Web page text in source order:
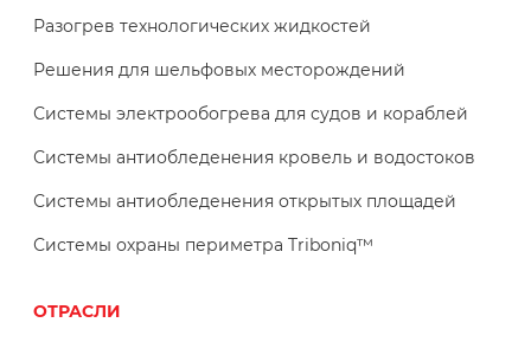
Разогрев технологических жидкостей
Решения для шельфовых месторождений
Системы электрообогрева для судов и кораблей
Системы антиобледенения кровель и водостоков
Системы антиобледенения открытых площадей
Системы охраны периметра Triboniq™
ОТРАСЛИ